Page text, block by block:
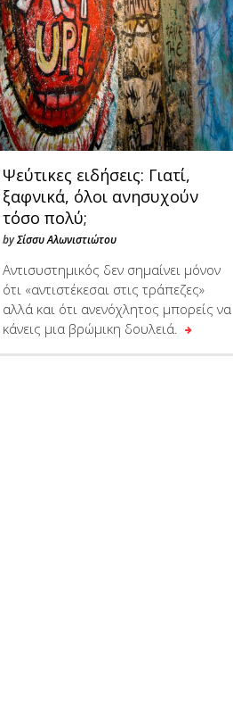
Ψεύτικες ειδήσεις: Γιατί,
ξαφνικά, όλοι ανησυχούν
τόσο πολύ;
byΣίσσυ Αλωνιστιώτου
Αντισυστημικός δεν σημαίνει μόνον
ότι «αντιστέκεσαι στις τράπεζες»
αλλά και ότι ανενόχλητος μπορείς να
κάνεις μια βρώμικη δουλειά.